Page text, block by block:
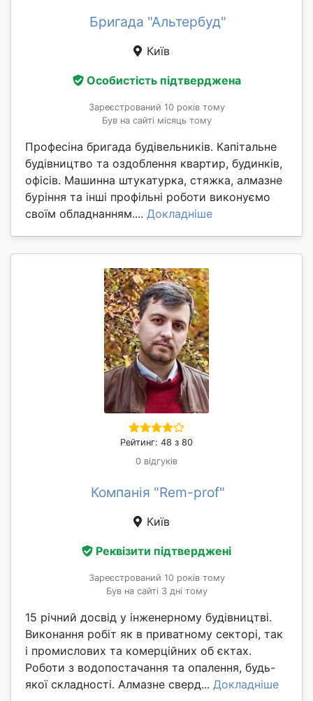
Бригада "Альтербуд"
Київ
Особистість підтверджена
Зареєстрований 10 років тому
Був на сайті місяць тому
Професіна бригада будівельників. Капітальне
будівництво та оздоблення квартир, будинків,
офісів. Машинна штукатурка, стяжка, алмазне
буріння та інші профільні роботи виконуємо
своїм обладнанням.... Докладніше
Рейтинг: 48 з 80
0 відгуків
Компанія "Rem-prof"
Київ
Реквізити підтверджені
Зареєстрований 10 років тому
Був на сайті 3 дні тому
15 річний досвід у інженерному будівництві.
Виконання робіт як в приватному секторі, так
і промислових та комерційних об єктах.
Роботи з водопостачання та опалення, будь-
якої складності. Алмазне сверд... Докладніше